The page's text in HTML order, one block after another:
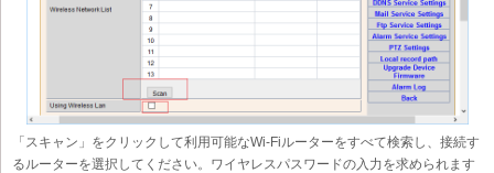
「スキャン」をクリックして利用可能なWi-Fiルーターをすべて検索し、接続す
るルーターを選択してください。ワイヤレスパスワードの入力を求められます